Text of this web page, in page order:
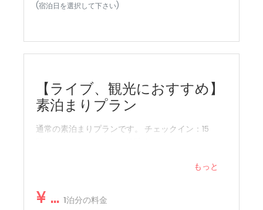
(宿泊日を選択して下さい)
【ライブ、観光におすすめ】
素泊まりプラン
通常の素泊まりプランです。 チェックイン：15
もっと
¥ ... 1泊分の料金